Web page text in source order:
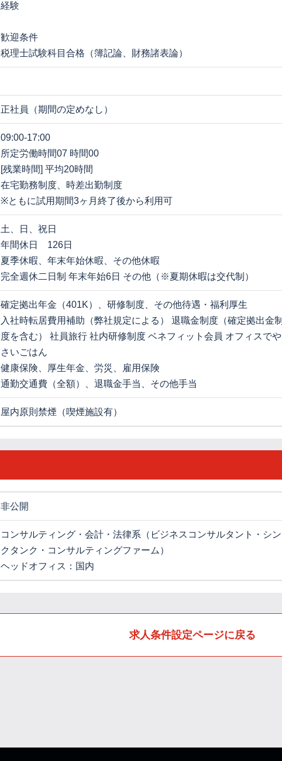
経験
歓迎条件
税理士試験科目合格（簿記論、財務諸表論）
正社員（期間の定めなし）
09:00-17:00
所定労働時間07 時間00
[残業時間] 平均20時間
在宅勤務制度、時差出勤制度
※ともに試用期間3ヶ月終了後から利用可
土、日、祝日
年間休日 126日
夏季休暇、年末年始休暇、その他休暇
完全週休二日制 年末年始6日 その他（※夏期休暇は交代制）
確定拠出年金（401K）、研修制度、その他待遇・福利厚生
入社時転居費用補助（弊社規定による） 退職金制度（確定拠出金制
度を含む） 社員旅行 社内研修制度 ベネフィット会員 オフィスでや
さいごはん
健康保険、厚生年金、労災、雇用保険
通勤交通費（全額）、退職金手当、その他手当
屋内原則禁煙（喫煙施設有）
非公開
コンサルティング・会計・法律系（ビジネスコンサルタント・シン
クタンク・コンサルティングファーム）
ヘッドオフィス：国内
求人条件設定ページに戻る